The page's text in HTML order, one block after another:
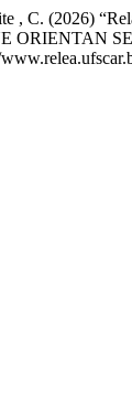
, C. (2026)
ORIENTAN